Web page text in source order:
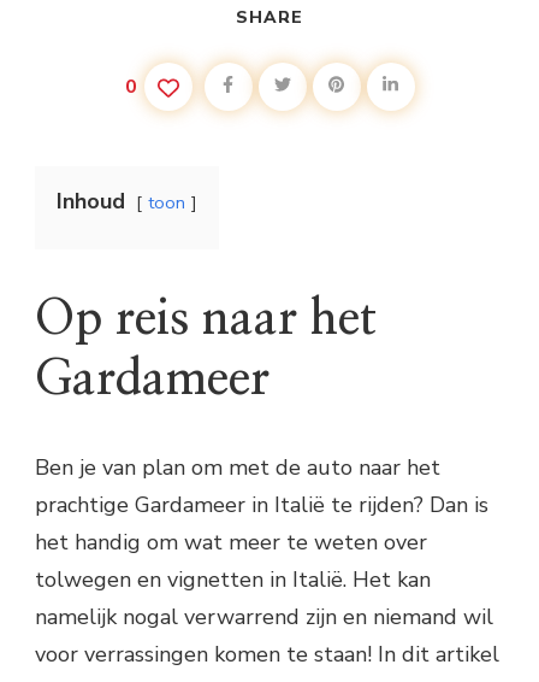
SHARE
0
Inhoud toon
Op reis naar het
Gardameer
Ben je van plan om met de auto naar het
prachtige Gardameer in Italië te rijden? Dan is
het handig om wat meer te weten over
tolwegen en vignetten in Italië. Het kan
namelijk nogal verwarrend zijn en niemand wil
voor verrassingen komen te staan! In dit artikel